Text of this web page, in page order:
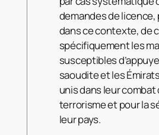
demandes de licence,
dans ce contexte, de
spécifiquement les
susceptibles
saoudite et les
unis dans leur
terrorisme et pour la
leur pays.